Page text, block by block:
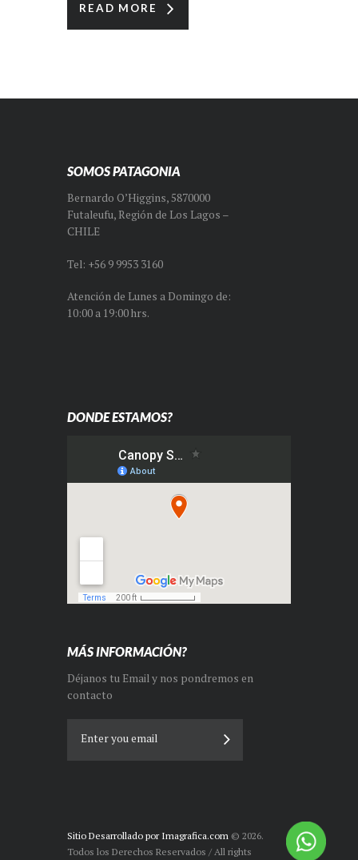
READ MORE
SOMOS PATAGONIA
Bernardo O’Higgins, 5870000
Futaleufu, Región de Los Lagos –
CHILE
Tel: +56 9 9953 3160
Atención de Lunes a Domingo de:
10:00 a 19:00 hrs.
DONDE ESTAMOS?
MÁS INFORMACIÓN?
Déjanos tu Email y nos pondremos en
contacto
Sitio Desarrollado por Imagrafica.com © 2026.
Todos los Derechos Reservados / All rights